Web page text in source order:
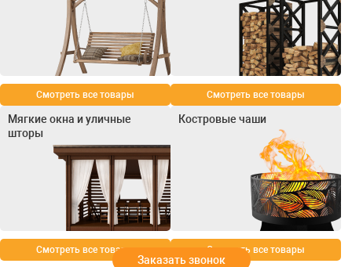
Смотреть все товары Смотреть все товары
Мягкие окна и уличные
шторы
Смотреть все товары
Костровые чаши
Смотреть все товары
Заказать звонок